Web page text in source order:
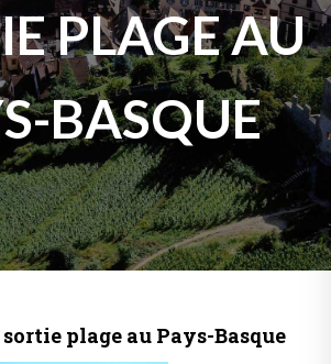
PLAGE AU
BASQUE
sortie plage au Pays-Basque